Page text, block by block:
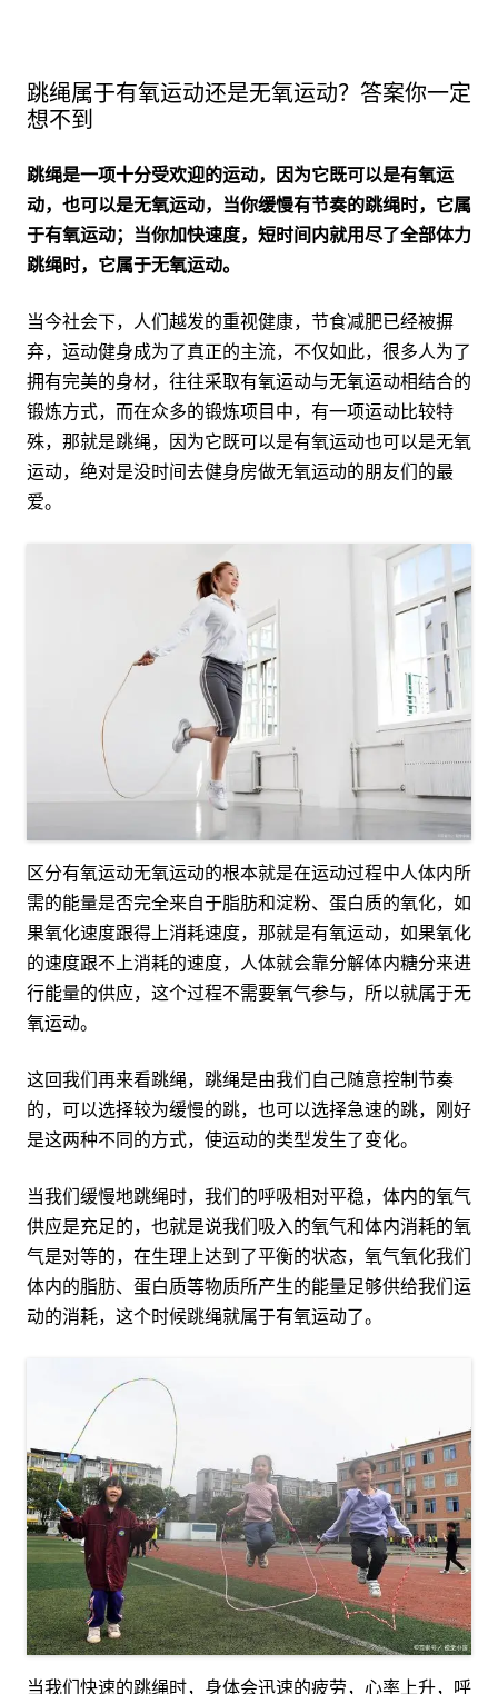
跳绳属于有氧运动还是无氧运动？答案你一定
想不到
跳绳是一项十分受欢迎的运动，因为它既可以是有氧运
动，也可以是无氧运动，当你缓慢有节奏的跳绳时，它属
于有氧运动；当你加快速度，短时间内就用尽了全部体力
跳绳时，它属于无氧运动。
当今社会下，人们越发的重视健康，节食减肥已经被摒
弃，运动健身成为了真正的主流，不仅如此，很多人为了
拥有完美的身材，往往采取有氧运动与无氧运动相结合的
锻炼方式，而在众多的锻炼项目中，有一项运动比较特
殊，那就是跳绳，因为它既可以是有氧运动也可以是无氧
运动，绝对是没时间去健身房做无氧运动的朋友们的最
爱。
区分有氧运动无氧运动的根本就是在运动过程中人体内所
需的能量是否完全来自于脂肪和淀粉、蛋白质的氧化，如
果氧化速度跟得上消耗速度，那就是有氧运动，如果氧化
的速度跟不上消耗的速度，人体就会靠分解体内糖分来进
行能量的供应，这个过程不需要氧气参与，所以就属于无
氧运动。
这回我们再来看跳绳，跳绳是由我们自己随意控制节奏
的，可以选择较为缓慢的跳，也可以选择急速的跳，刚好
是这两种不同的方式，使运动的类型发生了变化。
当我们缓慢地跳绳时，我们的呼吸相对平稳，体内的氧气
供应是充足的，也就是说我们吸入的氧气和体内消耗的氧
气是对等的，在生理上达到了平衡的状态，氧气氧化我们
体内的脂肪、蛋白质等物质所产生的能量足够供给我们运
动的消耗，这个时候跳绳就属于有氧运动了。
当我们快速的跳绳时，身体会迅速的疲劳，心率上升，呼